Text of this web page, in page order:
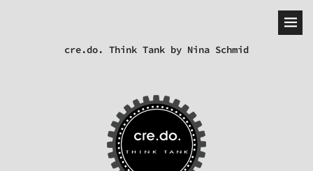
cre.do. Think Tank by Nina Schmid